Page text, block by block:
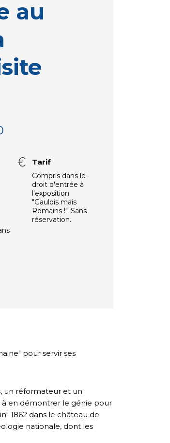
au
Tarif
Compris dans le
droit d'entrée à
l'exposition
"Gaulois mais
Romains !". Sans
réservation.
pour servir ses
un réformateur et un
à en démontrer le génie pour
1862 dans le château de
nationale, dont les